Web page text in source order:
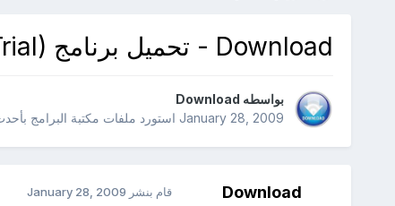
Download - تحميل برنامج Aloaha FAX Suite 3.9.0 (Trial)
بواسطه Download
January 28, 2009استورد ملفات مكتبة البرامج
Download قام بنشر January 28, 2009